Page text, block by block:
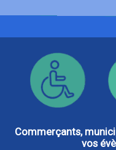
Commerçants,
vos